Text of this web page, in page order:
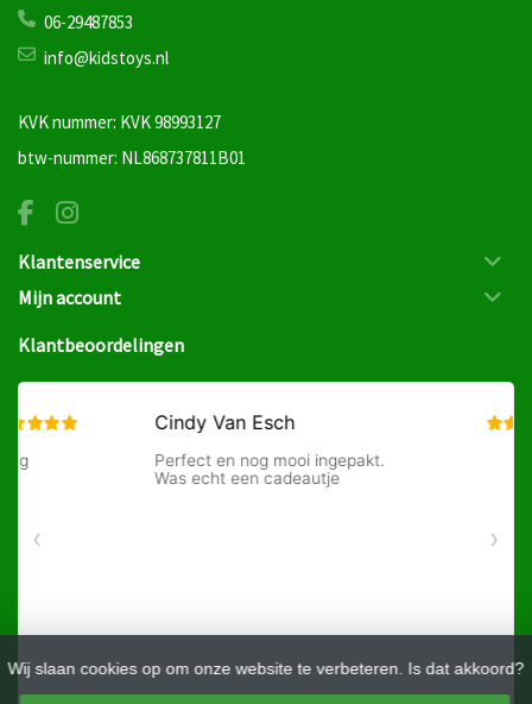
Wij slaan cookies op om onze website te verbeteren. Is dat akkoord?
06-29487853
info@kidstoys.nl
KVK nummer: KVK 98993127
btw-nummer: NL868737811B01
Klantenservice
Mijn account
Klantbeoordelingen